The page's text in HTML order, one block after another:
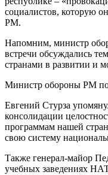
социалистов, которую
РМ.
Напомним, министр
встречи обсуждались
странами в развитии и
Министр обороны РМ
Евгений Стурза
консолидации
программам нашей
свою систему
Также генерал-майор
учебных заведениях